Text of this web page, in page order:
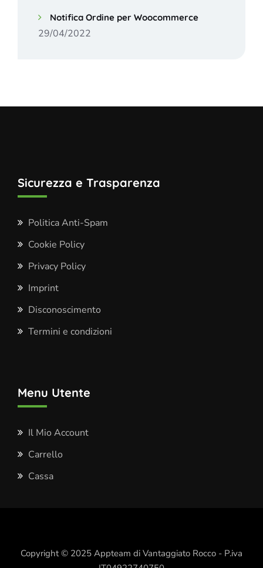
Notifica Ordine per Woocommerce
29/04/2022
Sicurezza e Trasparenza
Politica Anti-Spam
Cookie Policy
Privacy Policy
Imprint
Disconoscimento
Termini e condizioni
Menu Utente
Il Mio Account
Carrello
Cassa
Copyright © 2025 Appteam di Vantaggiato Rocco - P.iva